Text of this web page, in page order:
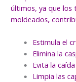
últimos, ya que
moldeados,
Estimula el
Elimina la
Evita la
Limpia las